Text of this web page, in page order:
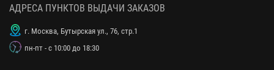
АДРЕСА ПУНКТОВ ВЫДАЧИ ЗАКАЗОВ
г. Москва, Бутырская ул., 76, стр.1
пн-пт - с 10:00 до 18:30